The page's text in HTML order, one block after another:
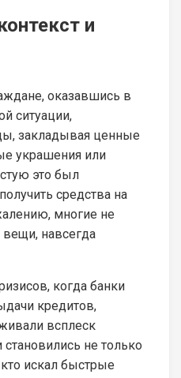
и
оказавшись в
ситуации,
закладывая ценные
украшения или
это был
средства на
многие не
навсегда
когда банки
кредитов,
всплеск
не только
искал быстрые